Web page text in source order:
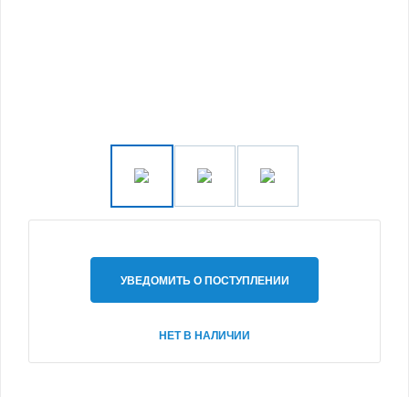
УВЕДОМИТЬ О ПОСТУПЛЕНИИ
НЕТ В НАЛИЧИИ